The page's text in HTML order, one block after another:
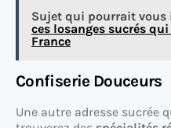
Sujet qui pourrait vous
ces losanges sucrés
France
Confiserie Douceurs
Une autre adresse sucrée